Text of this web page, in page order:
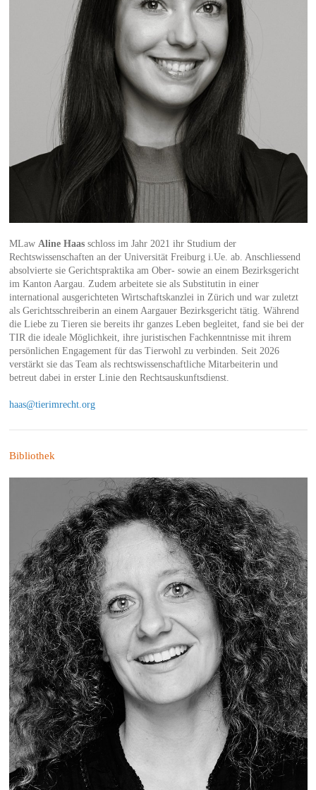
MLaw Aline Haasschloss im Jahr 2021 ihr Studium der
Rechtswissenschaften an der Universität Freiburg i.Ue. ab. Anschliessend
absolvierte sie Gerichtspraktika am Ober- sowie an einem Bezirksgericht
im Kanton Aargau. Zudem arbeitete sie als Substitutin in einer
international ausgerichteten Wirtschaftskanzlei in Zürich und war zuletzt
als Gerichtsschreiberin an einem Aargauer Bezirksgericht tätig. Während
die Liebe zu Tieren sie bereits ihr ganzes Leben begleitet, fand sie bei der
TIR die ideale Möglichkeit, ihre juristischen Fachkenntnisse mit ihrem
persönlichen Engagement für das Tierwohl zu verbinden. Seit 2026
verstärkt sie das Team als rechtswissenschaftliche Mitarbeiterin und
betreut dabei in erster Linie den Rechtsauskunftsdienst.
haas@tierimrecht.org
Bibliothek